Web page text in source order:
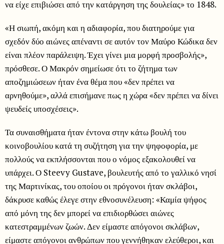
να είχε επιβιώσει από την κατάργηση της δουλείας» το 1848.
«Η σιωπή, ακόμη και η αδιαφορία, που διατηρούμε για
σχεδόν δύο αιώνες απέναντι σε αυτόν τον Μαύρο Κώδικα δεν
είναι πλέον παράλειψη. Έχει γίνει μια μορφή προσβολής»,
πρόσθεσε. Ο Μακρόν σημείωσε ότι το ζήτημα των
αποζημιώσεων ήταν ένα θέμα που «δεν πρέπει να
αρνηθούμε», αλλά επισήμανε πως η χώρα «δεν πρέπει να δίνει
ψευδείς υποσχέσεις».
Τα συναισθήματα ήταν έντονα στην κάτω βουλή του
κοινοβουλίου κατά τη συζήτηση για την ψηφοφορία, με
πολλούς να εκπλήσσονται που ο νόμος εξακολουθεί να
υπάρχει. Ο Steevy Gustave, βουλευτής από το γαλλικό νησί
της Μαρτινίκας, του οποίου οι πρόγονοι ήταν σκλάβοι,
δάκρυσε καθώς έλεγε στην εθνοσυνέλευση: «Καμία ψήφος
από μόνη της δεν μπορεί να επιδιορθώσει αιώνες
κατεστραμμένων ζωών. Δεν είμαστε απόγονοι σκλάβων,
είμαστε απόγονοι ανθρώπων που γεννήθηκαν ελεύθεροι, και